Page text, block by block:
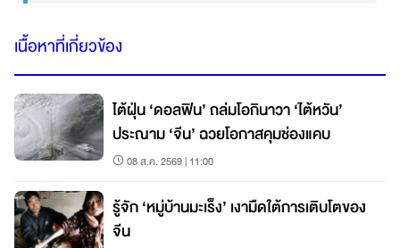
เนื้อหาที่เกี่ยวข้อง
ไต้ฝุ่น ‘ดอลฟิน’ ถล่มโอกินาวา ‘ไต้หวัน’
ประณาม ‘จีน’ ฉวยโอกาสคุมช่องแคบ
08 ส.ค. 2569 | 11:00
รู้จัก ‘หมู่บ้านมะเร็ง’ เงามืดใต้การเติบโตของ
จีน